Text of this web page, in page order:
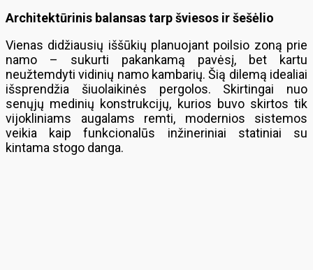
Architektūrinis balansas tarp šviesos ir šešėlio
Vienas didžiausių iššūkių planuojant poilsio zoną prie
namo – sukurti pakankamą pavėsį, bet kartu
neužtemdyti vidinių namo kambarių. Šią dilemą idealiai
išsprendžia šiuolaikinės pergolos. Skirtingai nuo
senųjų medinių konstrukcijų, kurios buvo skirtos tik
vijokliniams augalams remti, modernios sistemos
veikia kaip funkcionalūs inžineriniai statiniai su
kintama stogo danga.